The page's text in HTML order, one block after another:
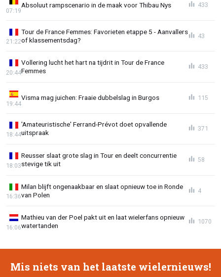
Absoluut rampscenario in de maak voor Thibau Nys
07:19
433
Tour de France Femmes: Favorieten etappe 5 - Aanvallers
of klassementsdag?
21:22
43
Vollering lucht het hart na tijdrit in Tour de France
Femmes
20:44
433
Visma mag juichen: Fraaie dubbelslag in Burgos
19:44
115
'Amateuristische' Ferrand-Prévot doet opvallende
uitspraak
18:44
371
Reusser slaat grote slag in Tour en deelt concurrentie
stevige tik uit
18:03
58
Milan blijft ongenaakbaar en slaat opnieuw toe in Ronde
van Polen
16:36
4
Mathieu van der Poel pakt uit en laat wielerfans opnieuw
watertanden
16:06
1070
Mis niets van het laatste wielernieuws!